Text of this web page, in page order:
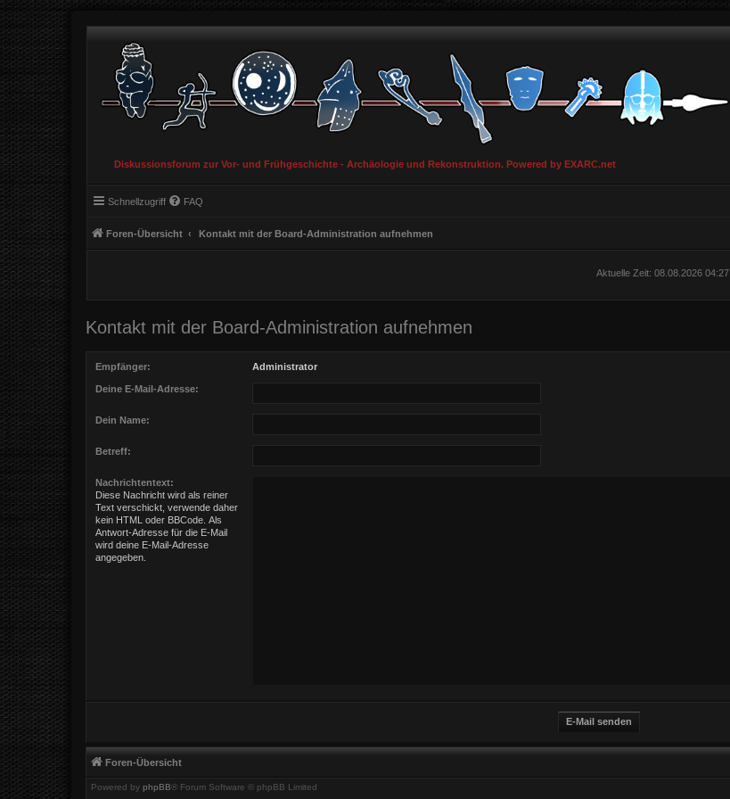
Diskussionsforum zur Vor- und Frühgeschichte - Archäologie und Rekonstruktion. Powered by EXARC.net
Schnellzugriff FAQ
Foren-Übersicht Kontakt mit der Board-Administration aufnehmen
Aktuelle Zeit: 08.08.2026 04:27
Kontakt mit der Board-Administration aufnehmen
Empfänger: Administrator
Deine E-Mail-Adresse:
Dein Name:
Betreff:
Nachrichtentext:
Diese Nachricht wird als reiner
Text verschickt, verwende daher
kein HTML oder BBCode. Als
Antwort-Adresse für die E-Mail
wird deine E-Mail-Adresse
angegeben.
Foren-Übersicht
Powered by phpBB® Forum Software © phpBB Limited